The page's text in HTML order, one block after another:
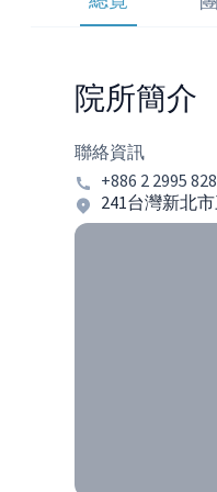
院所簡介
聯絡資訊
+886 2 2995
241台灣新北